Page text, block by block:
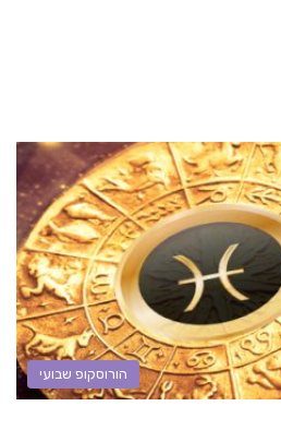
הורוסקופ שבועי